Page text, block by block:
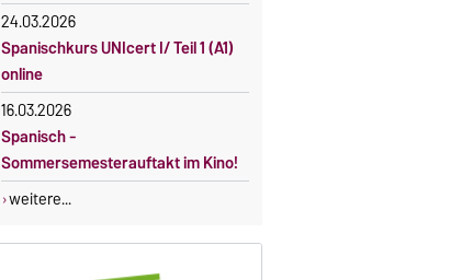
24.03.2026
Spanischkurs UNIcert I/ Teil 1 (A1)
online
16.03.2026
Spanisch -
Sommersemesterauftakt im Kino!
weitere...